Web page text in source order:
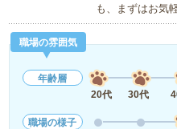
も、まずはお気
職場の雰囲気
年齢層
20代
30代
職場の様子